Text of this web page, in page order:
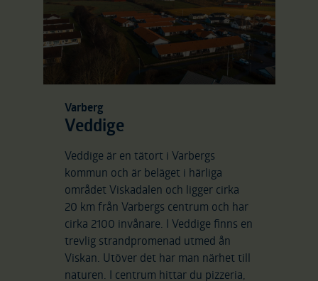
Varberg
Veddige
Veddige är en tätort i Varbergs
kommun och är beläget i härliga
området Viskadalen och ligger cirka
20 km från Varbergs centrum och har
cirka 2100 invånare. I Veddige finns en
trevlig strandpromenad utmed ån
Viskan. Utöver det har man närhet till
naturen. I centrum hittar du pizzeria,